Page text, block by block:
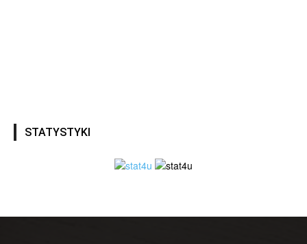
STATYSTYKI